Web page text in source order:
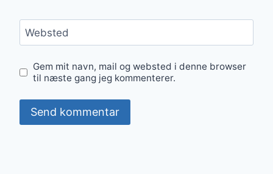
Websted
Gem mit navn, mail og websted i denne browser
til næste gang jeg kommenterer.